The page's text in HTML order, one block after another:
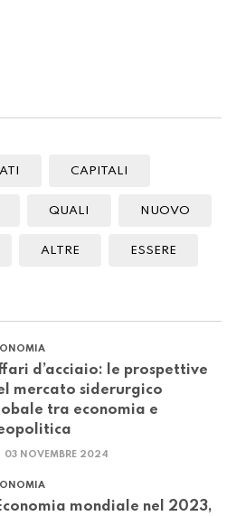
CAPITALI
QUALI NUOVO
ALTRE ESSERE
d’acciaio: le prospettive
mercato siderurgico
tra economia e
03 NOVEMBRE 2024
mondiale nel 2023,